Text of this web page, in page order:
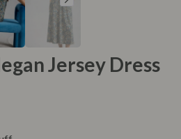
Jersey Dress